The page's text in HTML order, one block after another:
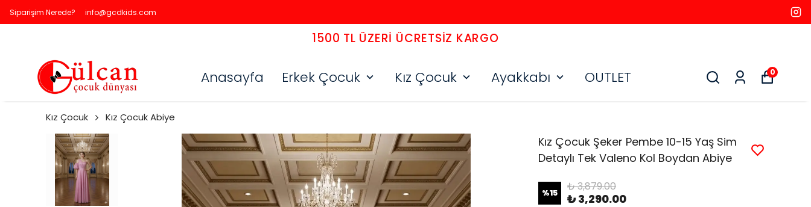
Siparişim Nerede? info@gcdkids.com
1500 TL ÜZERI ÜCRETSIZ KARGO
Anasayfa Erkek Çocuk Kız Çocuk Ayakkabı OUTLET 0
Kız Çocuk Kız Çocuk Abiye
Kız Çocuk Şeker Pembe 10-15 Yaş Sim
Detaylı Tek Valeno Kol Boydan Abiye
%15 ₺ 3,879.00
₺ 3,290.00